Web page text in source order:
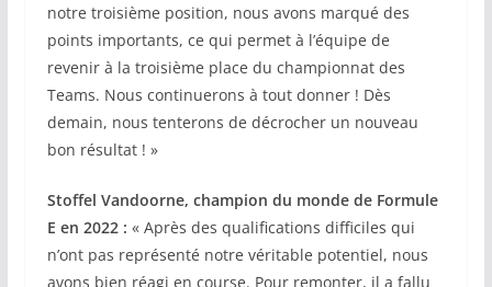
notre troisième position, nous avons marqué des
points importants, ce qui permet à l’équipe de
revenir à la troisième place du championnat des
Teams. Nous continuerons à tout donner ! Dès
demain, nous tenterons de décrocher un nouveau
bon résultat ! »
Stoffel Vandoorne, champion du monde de Formule
E en 2022 : « Après des qualifications difficiles qui
n’ont pas représenté notre véritable potentiel, nous
avons bien réagi en course. Pour remonter, il a fallu